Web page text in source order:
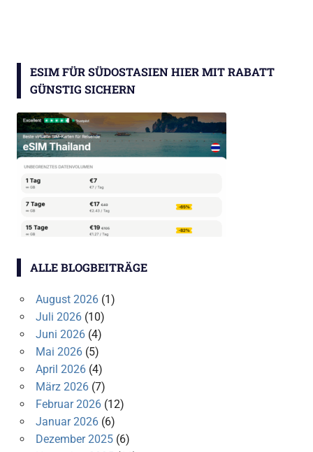
ESIM FÜR SÜDOSTASIEN HIER MIT RABATT
GÜNSTIG SICHERN
ALLE BLOGBEITRÄGE
August 2026(1)
Juli 2026(10)
Juni 2026(4)
Mai 2026(5)
April 2026(4)
März 2026(7)
Februar 2026(12)
Januar 2026(6)
Dezember 2025(6)